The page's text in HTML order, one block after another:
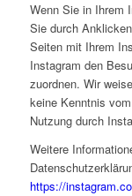
Wenn Sie in Ihrem
Sie durch
Seiten mit Ihrem
Instagram den
zuordnen. Wir
keine Kenntnis
Nutzung durch
Weitere
https://